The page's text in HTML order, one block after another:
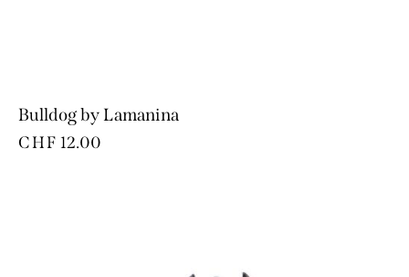
Bulldog by Lamanina
CHF 12.00